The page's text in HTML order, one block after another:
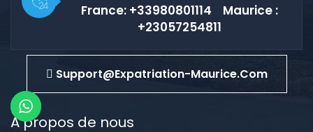
France: +33980801114 Maurice :
+23057254811
Support@expatriation-Maurice.com
A propos de nous